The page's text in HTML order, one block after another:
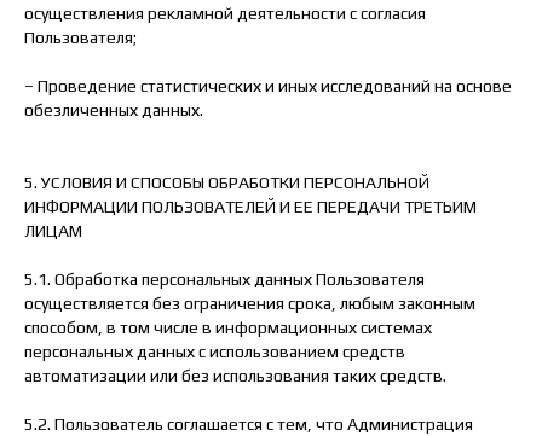
осуществления рекламной деятельности с согласия
Пользователя;
– Проведение статистических и иных исследований на основе
обезличенных данных.
5. УСЛОВИЯ И СПОСОБЫ ОБРАБОТКИ ПЕРСОНАЛЬНОЙ
ИНФОРМАЦИИ ПОЛЬЗОВАТЕЛЕЙ И ЕЕ ПЕРЕДАЧИ ТРЕТЬИМ
ЛИЦАМ
5.1. Обработка персональных данных Пользователя
осуществляется без ограничения срока, любым законным
способом, в том числе в информационных системах
персональных данных с использованием средств
автоматизации или без использования таких средств.
5.2. Пользователь соглашается с тем, что Администрация